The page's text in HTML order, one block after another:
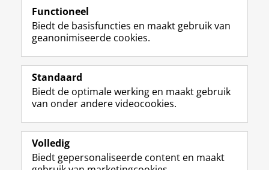
View this page in:English
Volg de RUG
F
a
e
b
o
p
a
L
i
k
e
I
-
p
R
S
-
f
e
R
I
n
t
r
m
Y
o
T
e
k
Studiekiezers
Alumni
Over ons
Functioneel
Biedt de basisfuncties en maakt gebruik van
geanonimiseerde cookies.
Standaard
Biedt de optimale werking en maakt gebruik
van onder andere videocookies.
Volledig
Biedt gepersonaliseerde content en maakt